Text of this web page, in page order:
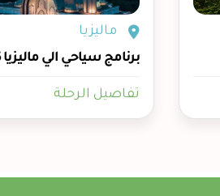
ماليزيا
برنامج سياحي الي ماليزيا 5 ايام
تفاصيل الرحلة